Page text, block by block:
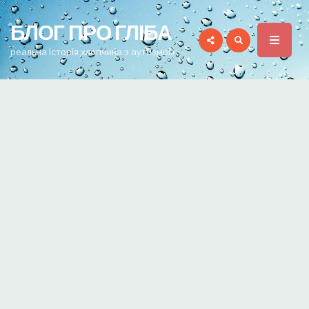
for:
БЛОГ ПРО ГЛІБА
реальна історія хлопчика з аутизмом